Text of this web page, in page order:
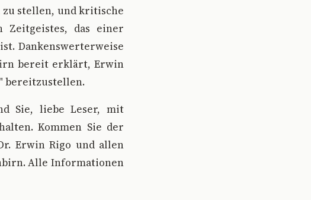
stellen, und kritische
Zeitgeistes, das einer
Dankenswerterweise
bereit erklärt, Erwin
bereitzustellen.
Sie, liebe Leser, mit
Kommen Sie der
Erwin Rigo und allen
Alle Informationen